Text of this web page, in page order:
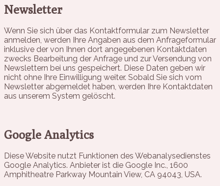
Newsletter
Wenn Sie sich über das Kontaktformular zum Newsletter
anmelden, werden Ihre Angaben aus dem Anfrageformular
inklusive der von Ihnen dort angegebenen Kontaktdaten
zwecks Bearbeitung der Anfrage und zur Versendung von
Newslettern bei uns gespeichert. Diese Daten geben wir
nicht ohne Ihre Einwilligung weiter. Sobald Sie sich vom
Newsletter abgemeldet haben, werden Ihre Kontaktdaten
aus unserem System gelöscht.
Google Analytics
Diese Website nutzt Funktionen des Webanalysedienstes
Google Analytics. Anbieter ist die Google Inc., 1600
Amphitheatre Parkway Mountain View, CA 94043, USA.